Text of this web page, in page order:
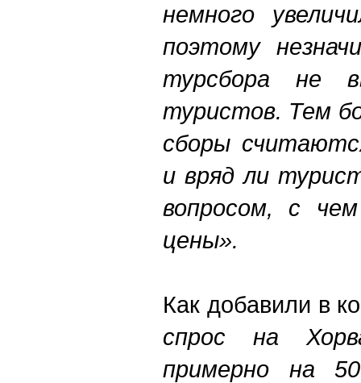
немного
поэтому
турсбора не
туристов. Тем
сборы
и вряд ли
вопросом, с чем
цены».
Как добавили в
спрос на
примерно на